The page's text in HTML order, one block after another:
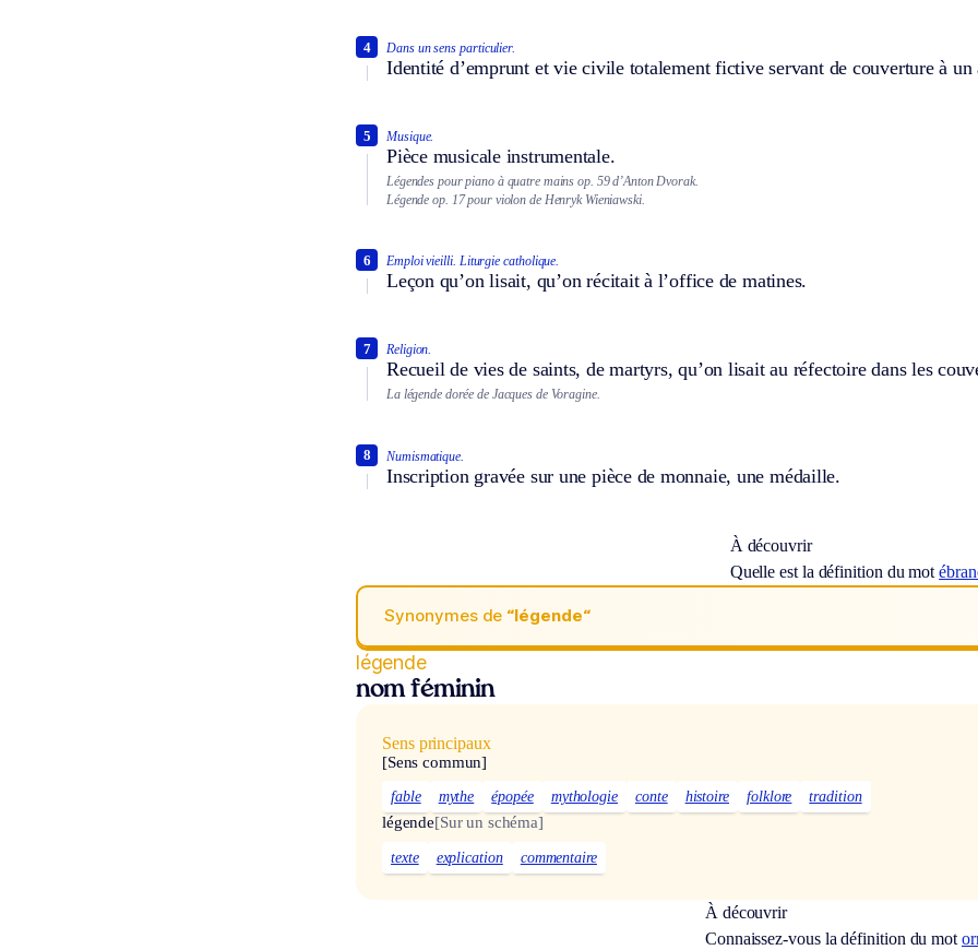
Dans un sens particulier.
Identité d’emprunt et vie civile totalement fictive servant de couverture à un
4
Musique.
Pièce musicale instrumentale.
5
Légendes pour piano à quatre mains op. 59 d’Anton Dvorak.
Légende op. 17 pour violon de Henryk Wieniawski.
Emploi vieilli. Liturgie catholique.
Leçon qu’on lisait, qu’on récitait à l’office de matines.
6
Religion.
Recueil de vies de saints, de martyrs, qu’on lisait au réfectoire dans les
7
La légende dorée de Jacques de Voragine.
Numismatique.
Inscription gravée sur une pièce de monnaie, une médaille.
8
À découvrir
Quelle est la définition du mot
Synonymes de “légende“
légende
nom féminin
Sens principaux
[Sens commun]
fable mythe épopée mythologie conte histoire folklore tradition
légende[Sur un schéma]
texte explication commentaire
À découvrir
Connaissez-vous la définition du mot